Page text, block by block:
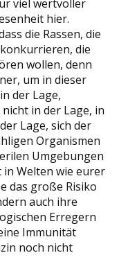
viel wertvoller
hier.
die Rassen, die
die
wollen, denn
um in dieser
der Lage,
in der Lage, in
Lage, sich der
Organismen
Umgebungen
Welten wie eurer
das große Risiko
auch ihre
Erregern
Immunität
noch nicht